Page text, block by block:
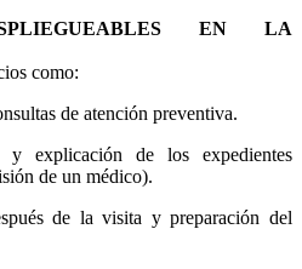
EN LA
como:
de atención preventiva.
y explicación de los expedientes
de un médico).
de la visita y preparación del